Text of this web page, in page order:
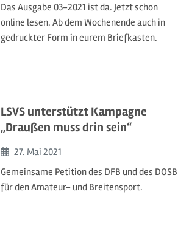
Das Ausgabe 03-2021 ist da. Jetzt schon
online lesen. Ab dem Wochenende auch in
gedruckter Form in eurem Briefkasten.
LSVS unterstützt Kampagne
„Draußen muss drin sein“
Beginn:
27. Mai 2021
Gemeinsame Petition des DFB und des DOSB
für den Amateur- und Breitensport.